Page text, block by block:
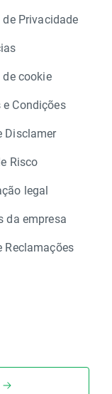
Privacidade
cookie
Condições
Disclamer
Risco
legal
da empresa
Reclamações